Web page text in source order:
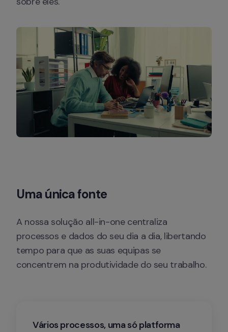
Uma única fonte
A nossa solução all-in-one centraliza
processos e dados do seu dia a dia, libertando
tempo para que as suas equipas se
concentrem na produtividade do seu trabalho.
Vários processos, uma só platforma